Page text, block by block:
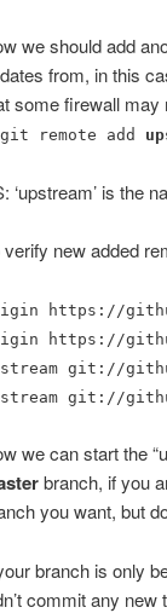
we should add
from, in this
some firewall may
remote add
‘upstream’ is the
verify new added
https://
https://
git://
git://
we can start the
branch, if you
you want, but
branch is only
commit any